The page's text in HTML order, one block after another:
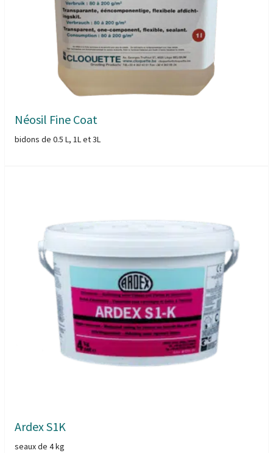
Néosil Fine Coat
bidons de 0.5 L, 1L et 3L
Ardex S1K
seaux de 4 kg